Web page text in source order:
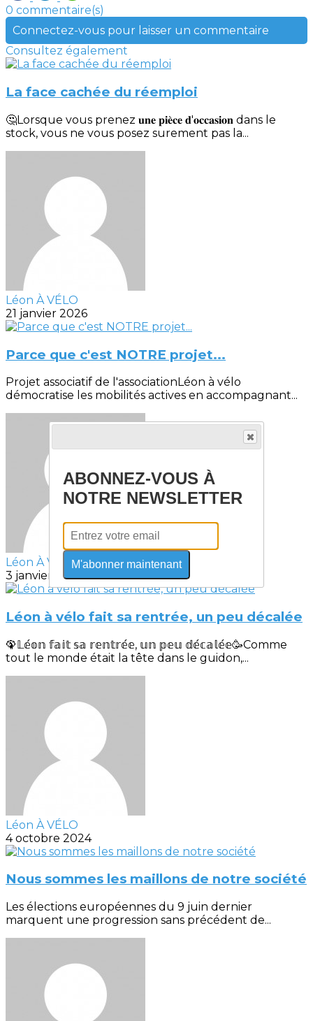
0 commentaire(s)
Connectez-vous pour laisser un commentaire
Consultez également
La face cachée du réemploi
🤔Lorsque vous prenez 𝐮𝐧𝐞 𝐩𝐢𝐞̀𝐜𝐞 𝐝'𝐨𝐜𝐜𝐚𝐬𝐢𝐨𝐧 dans le
stock, vous ne vous posez surement pas la...
Léon À VÉLO
21 janvier 2026
Parce que c'est NOTRE projet...
Projet associatif de l'associationLéon à vélo
démocratise les mobilités actives en accompagnant...
Léon À VÉLO
3 janvier 2025
Léon à vélo fait sa rentrée, un peu décalée
🦚𝕃𝕖́𝕠𝕟 𝕗𝕒𝕚𝕥 𝕤𝕒 𝕣𝕖𝕟𝕥𝕣𝕖́𝕖, 𝕦𝕟 𝕡𝕖𝕦 𝕕𝕖́𝕔𝕒𝕝𝕖́𝕖🥳Comme
tout le monde était la tête dans le guidon,...
Léon À VÉLO
4 octobre 2024
Nous sommes les maillons de notre société
Les élections européennes du 9 juin dernier
marquent une progression sans précédent de...
ABONNEZ-VOUS À
NOTRE NEWSLETTER
M'abonner maintenant